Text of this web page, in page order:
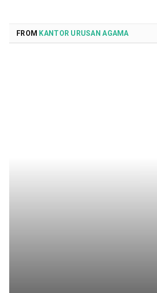
FROM KANTOR URUSAN AGAMA